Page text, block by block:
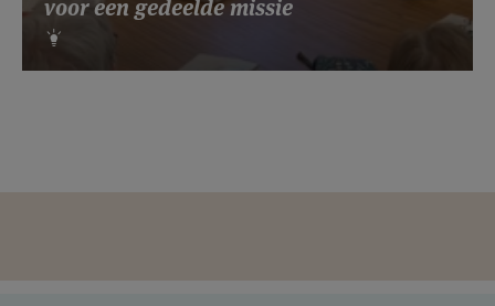
voor een gedeelde missie